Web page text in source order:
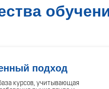
подход
курсов, учитывающая